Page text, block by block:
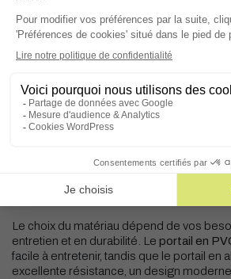
FAQ – Portail à Caen
prix d’un portail à Caendépend de
matériau (PVC, aluminium), dimensions,
(battant ou coulissant) et options de
permet d’obtenir un tarif précis.
Quel matériau choisir pour un
Le choix du matériau dépend de vos
entretien et en durabilité. Le portail en
facile à entretenir, tandis que le portail en
excellente résistance, un design